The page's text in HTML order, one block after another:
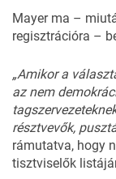
Mayer ma –
regisztrációra –
„Amikor a
az nem
résztvevők,
rámutatva, hogy
tisztviselők